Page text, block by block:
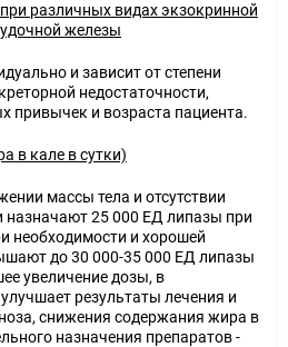
различных видах экзокринной
железы
и зависит от степени
недостаточности,
привычек и возраста пациента.
в кале в сутки)
массы тела и отсутствии
назначают 25 000 ЕД липазы при
необходимости и хорошей
до 30 000-35 000 ЕД липазы
увеличение дозы, в
результаты лечения и
снижения содержания жира в
назначения препаратов -